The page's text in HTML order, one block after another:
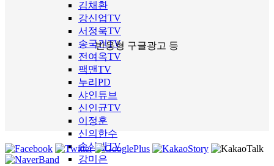
김채환
강신업TV
서정욱TV
송국건TV
전여옥TV
팩맨TV
누리PD
샤인튜브
신인균TV
이정훈
신의한수
손상대TV
강미은
반응형 구글광고 등